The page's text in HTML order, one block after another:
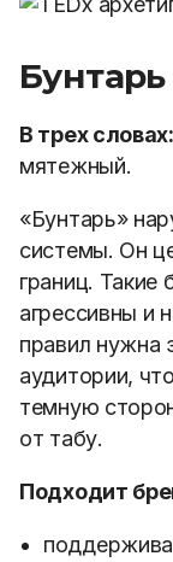
В трех словах:
мятежный.
«Бунтарь»
системы. Он
границ. Такие
агрессивны и
правил нужна
аудитории,
темную
от табу.
Подходит